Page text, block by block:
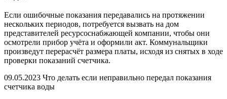
Если ошибочные показания передавались на протяжении
нескольких периодов, потребуется вызвать на дом
представителей ресурсоснабжающей компании, чтобы они
осмотрели прибор учёта и оформили акт. Коммунальщики
произведут перерасчёт размера платы, исходя из снятых в ходе
проверки показаний счетчика.
09.05.2023 Что делать если неправильно передал показания
счетчика воды